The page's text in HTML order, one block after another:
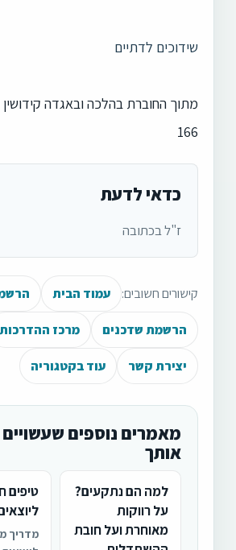
שידוכים לדתיים
166
כדאי לדעת
ז"ל בכתובה
קישורים חשובים: עמוד הבית
הרשמת שדכנים מרכז ההדרכות
יצירת קשר עוד בקטגוריה
מאמרים נוספים שעשויים
אותך
למה הם נתקעים?
על רווקות
מאוחרת ועל חובת
טיפים
מדריך